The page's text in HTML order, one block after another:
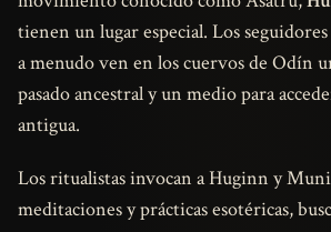
tienen un lugar especial. Los
a menudo ven en los cuervos de Odín
pasado ancestral y un medio para
antigua.
Los ritualistas invocan a Huginn y
meditaciones y prácticas esotéricas,